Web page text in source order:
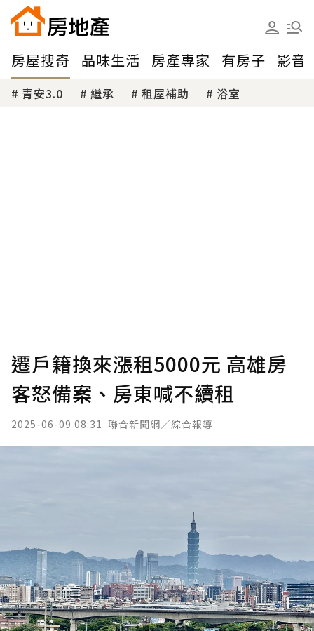
房屋搜奇 品味生活 房產專家 有房子 影音
青安3.0 繼承 租屋補助 浴室
遷戶籍換來漲租5000元 高雄房
客怒備案、房東喊不續租
2025-06-09 08:31 聯合新聞網／綜合報導